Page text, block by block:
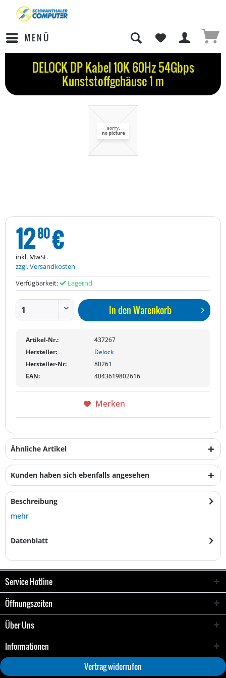
MENÜ
DELOCK DP Kabel 10K 60Hz 54Gbps
Kunststoffgehäuse 1 m
1280€
inkl. MwSt.
zzgl. Versandkosten
Verfügbarkeit:
Lagernd
In denWarenkorb
Artikel-Nr.:
437267
Hersteller:
Delock
Hersteller-Nr:
80261
EAN:
4043619802616
Merken
Ähnliche Artikel
Kunden haben sich ebenfalls angesehen
Beschreibung
mehr
Datenblatt
Service Hotline
Öffnungszeiten
Über Uns
Informationen
Vertrag widerrufen